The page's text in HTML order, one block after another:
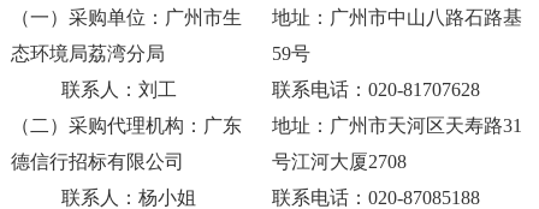
（一）采购单位：广州市生
态环境局荔湾分局
地址：广州市中山八路石路基
59号
联系人：刘工
联系电话：020-81707628
（二）采购代理机构：广东
德信行招标有限公司
地址：广州市天河区天寿路31
号江河大厦2708
联系人：杨小姐
联系电话： 020-87085188